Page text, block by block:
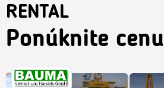
RENTAL
Ponúknite cenu